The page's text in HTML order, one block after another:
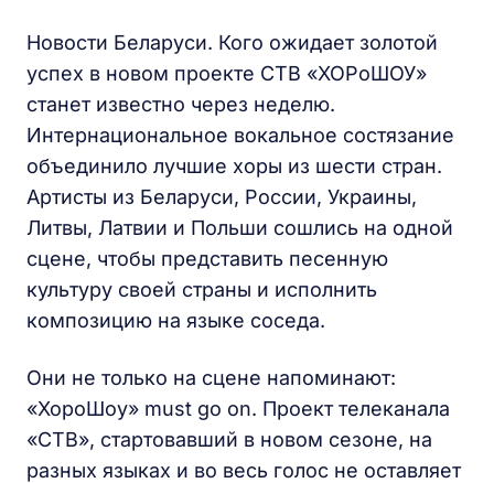
Новости Беларуси. Кого ожидает золотой
успех в новом проекте СТВ «ХОРоШОУ»
станет известно через неделю.
Интернациональное вокальное состязание
объединило лучшие хоры из шести стран.
Артисты из Беларуси, России, Украины,
Литвы, Латвии и Польши сошлись на одной
сцене, чтобы представить песенную
культуру своей страны и исполнить
композицию на языке соседа.
Они не только на сцене напоминают:
«ХороШоу» must go on. Проект телеканала
«СТВ», стартовавший в новом сезоне, на
разных языках и во весь голос не оставляет